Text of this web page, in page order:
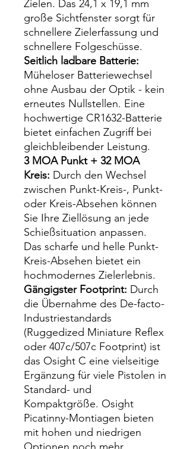
Zielen. Das 24,1 x 19,1 mm
große Sichtfenster sorgt für
schnellere Zielerfassung und
schnellere Folgeschüsse.
Seitlich ladbare Batterie:
Müheloser Batteriewechsel
ohne Ausbau der Optik - kein
erneutes Nullstellen. Eine
hochwertige CR1632-Batterie
bietet einfachen Zugriff bei
gleichbleibender Leistung.
3 MOA Punkt + 32 MOA
Kreis: Durch den Wechsel
zwischen Punkt-Kreis-, Punkt-
oder Kreis-Absehen können
Sie Ihre Ziellösung an jede
Schießsituation anpassen.
Das scharfe und helle Punkt-
Kreis-Absehen bietet ein
hochmodernes Zielerlebnis.
Gängigster Footprint: Durch
die Übernahme des De-facto-
Industriestandards
(Ruggedized Miniature Reflex
oder 407c/507c Footprint) ist
das Osight C eine vielseitige
Ergänzung für viele Pistolen in
Standard- und
Kompaktgröße. Osight
Picatinny-Montiagen bieten
mit hohen und niedrigen